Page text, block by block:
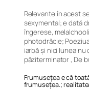
Relevante în acest
sexymental; e dată
îngerese,
photodrăcie;
iarbă și nici lunea
păziterminator , De
Frumuseţea e că
frumuseţea.;